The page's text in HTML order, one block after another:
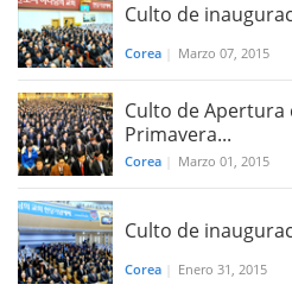
Culto de
Corea Marzo 07, 2015
Culto de Apertura
Primavera...
Corea Marzo 01, 2015
Culto de
Corea Enero 31, 2015